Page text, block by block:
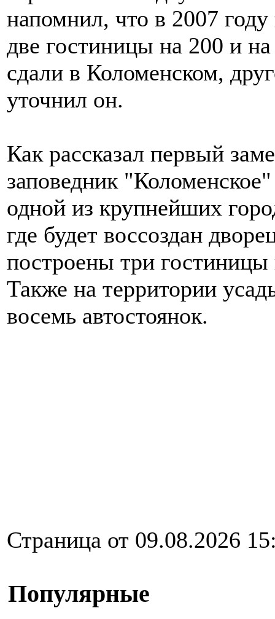
напомнил, что в 2007
две гостиницы на 200 и
сдали в Коломенском,
уточнил он.
Как рассказал первый
заповедник
одной из крупнейших
где будет воссоздан
построены три
Также на территории
восемь автостоянок.
Страница от 09.08.2026
Популярные